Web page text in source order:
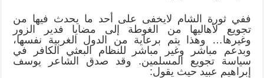
ففي ثورة الشام لايخفى على أحد ما يحدث فيها من
تجويع لأهاليها من الغوطة إلى مضايا فدير الزور
وغيرها… وهذا يتم برعاية من الدول الغربية نفسها،
وبدعم مباشر وغير مباشر للنظام البعثي الكافر في
سياسة تجويع المسلمين. وقد صدق الشاعر يوسف
إبراهيم عبيد حيث يقول: